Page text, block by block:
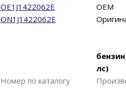
OE1J1422062E
OEM
ON1J1422062E
лс)
Номер по каталогу